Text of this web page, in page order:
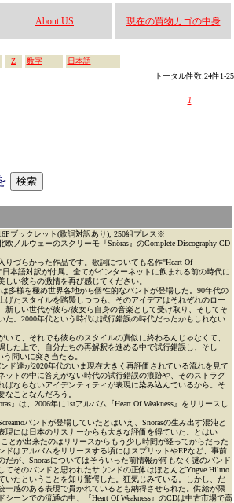
About US 現在の買物カゴの中身
Z 数字
日本語
トータル件数:24件1-25
1
ブックレット(歌詞対訳あり), 250組プレス※
欧ノルウェーのスクリーモ『Snöras』のComplete Discography CD
りづらかった作品です。歌詞についても名作"Heart Of
日本語対訳が付属。全てがインターネットに飲まれる前の時代に
しい彼らの激情を再び感じてください。
は多様を極め世界各地から個性的なバンドが登場した。90年代の
げたスタイルを踏襲しつつも、そのアイデアはそれぞれのロー
新しい世代が彼ら/彼女ら自身の音楽として受け取り、そしてそ
た。2000年代という時代は試行錯誤の時代だったかもしれない
いて、それでも彼らのスタイルの真似に終わるんじゃなくて、
した上で、自分たちの再解釈を進める中で試行錯誤し、そし
問いに突き当たる。
ンド達が2020年代のいま現在大きく再評価されている流れを見て
ットの中に答えがない時代の試行錯誤の痕跡や、そのストラグ
ばならないアイデンティティが表現に染み込んでいるから。そ
なことなんだろう。
』は、2006年に1stアルバム『Heart Of Weakness』をリリースし
バンドが登場していたとはいえ、Snorasの生み出す混沌と
現には日本のリスナーからも大きな評価を得ていた。とはい
とが出来たのはリリースからもう少し時間が経ってからだった
ドはアルバムをリリースする頃にはスプリットやEPなど、事前
だが、Snorasについてはそういった前情報が何もなく謎のバンド
てそのバンドと思われたサウンドの正体はほとんどYngve Hilmo
いたということを知り驚愕した。狂気じみている。しかし、だ
一感のある表現で貫かれているとも納得させられた。供給が限
シーンでの流通の中、『Heart Of Weakness』のCDは中古市場で高